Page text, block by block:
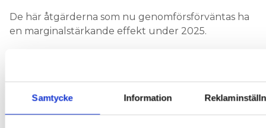
Samtycke Information
De här åtgärderna som nu genomförsförväntas ha
en marginalstärkande effekt under 2025.
kronor är kopplade till affärsområde Ventilation
Systems.